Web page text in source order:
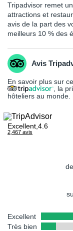
ne peuvent être
terroriste.
PRÉCISION
Les photos utilisées
sont à titre indicatif
logement, l'hôtel
La chambre allouée
différente de celle
Tripadvisor remet
attractions et
avis de la part des
meilleurs 10 % des
Avis
En savoir plus sur
, la
hôteliers au monde.
Excellent,4.6
2,467 avis
Excellent
Très bien